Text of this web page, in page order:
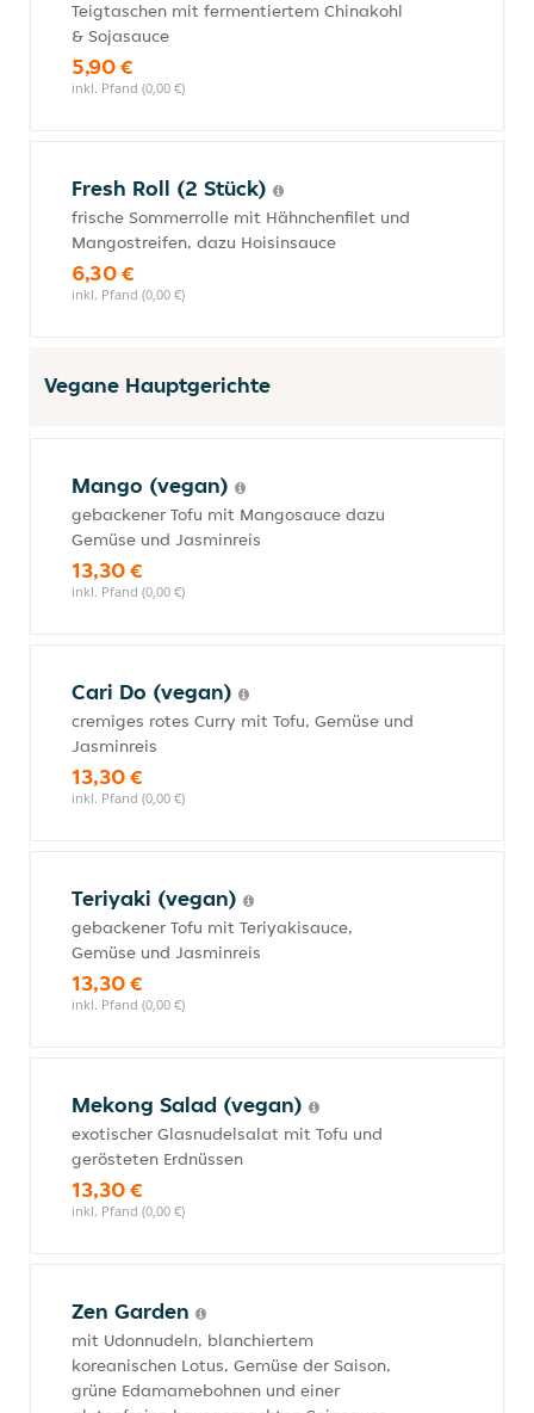
Teigtaschen mit fermentiertem Chinakohl
& Sojasauce
5,90 €
inkl. Pfand (0,00 €)
Fresh Roll (2 Stück)
frische Sommerrolle mit Hähnchenfilet und
Mangostreifen, dazu Hoisinsauce
6,30 €
inkl. Pfand (0,00 €)
Vegane Hauptgerichte
Mango (vegan)
gebackener Tofu mit Mangosauce dazu
Gemüse und Jasminreis
13,30 €
inkl. Pfand (0,00 €)
Cari Do (vegan)
cremiges rotes Curry mit Tofu, Gemüse und
Jasminreis
13,30 €
inkl. Pfand (0,00 €)
Teriyaki (vegan)
gebackener Tofu mit Teriyakisauce,
Gemüse und Jasminreis
13,30 €
inkl. Pfand (0,00 €)
Mekong Salad (vegan)
exotischer Glasnudelsalat mit Tofu und
gerösteten Erdnüssen
13,30 €
inkl. Pfand (0,00 €)
Zen Garden
mit Udonnudeln, blanchiertem
koreanischen Lotus, Gemüse der Saison,
grüne Edamamebohnen und einer